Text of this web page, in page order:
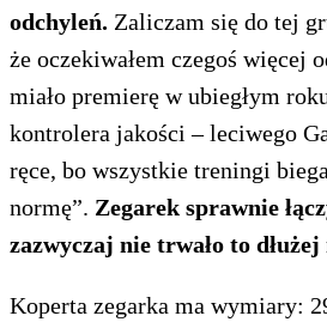
odchyleń. Zaliczam się do tej
że oczekiwałem czegoś więcej
miało premierę w ubiegłym
kontrolera jakości – leciwego
ręce, bo wszystkie treningi
normę”. Zegarek sprawnie
zazwyczaj nie trwało to
Koperta zegarka ma wymiary: